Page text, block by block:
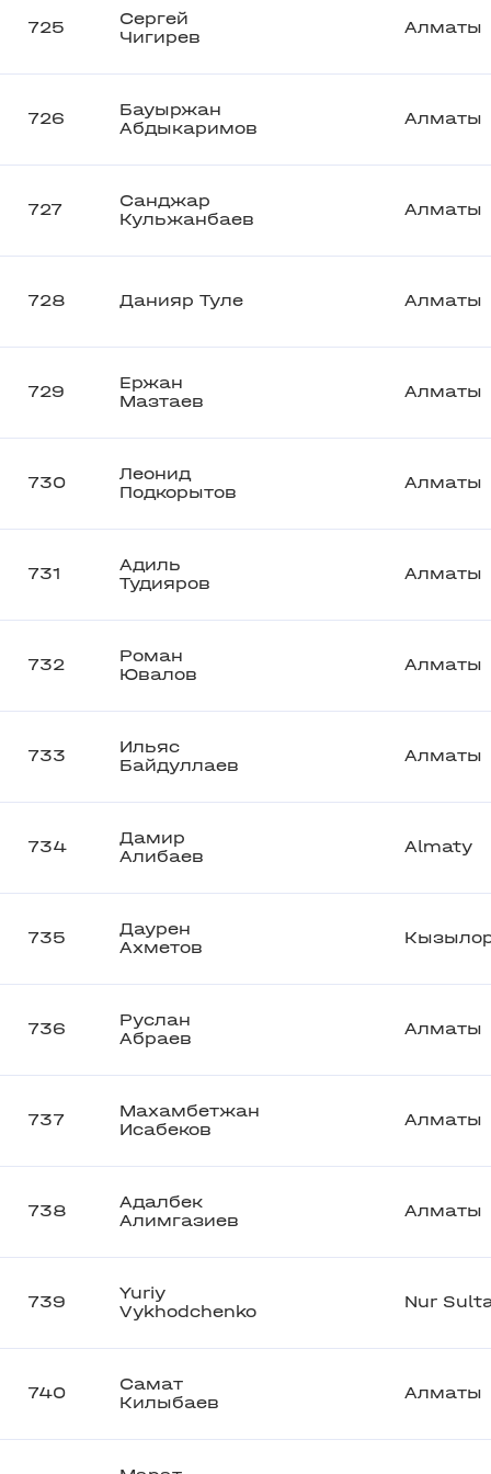
725
Сергей
Чигирев
Алматы
726
Бауыржан
Абдыкаримов
Алматы
727
Санджар
Кульжанбаев
Алматы
728 Данияр Туле Алматы
729
Ержан
Мазтаев
Алматы
730
Леонид
Подкорытов
Алматы
731
Адиль
Тудияров
Алматы
732
Роман
Ювалов
Алматы
733
Ильяс
Байдуллаев
Алматы
734
Дамир
Алибаев
Almaty
735
Даурен
Ахметов
736
Руслан
Абраев
Алматы
737
Махамбетжан
Исабеков
Алматы
738
Адалбек
Алимгазиев
Алматы
739
Yuriy
Vykhodchenko
Nur
740
Самат
Килыбаев
Алматы